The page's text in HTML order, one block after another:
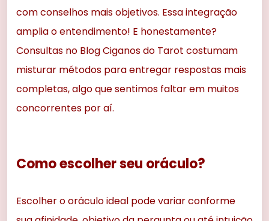
com conselhos mais objetivos. Essa integração
amplia o entendimento! E honestamente?
Consultas no Blog Ciganos do Tarot costumam
misturar métodos para entregar respostas mais
completas, algo que sentimos faltar em muitos
concorrentes por aí.
Como escolher seu oráculo?
Escolher o oráculo ideal pode variar conforme